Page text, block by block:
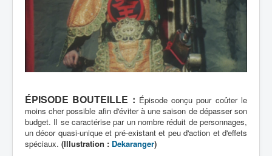
ÉPISODE BOUTEILLE : Épisode conçu pour coûter le
moins cher possible afin d'éviter à une saison de dépasser son
budget. Il se caractérise par un nombre réduit de personnages,
un décor quasi-unique et pré-existant et peu d'action et d'effets
spéciaux. (Illustration : Dekaranger)